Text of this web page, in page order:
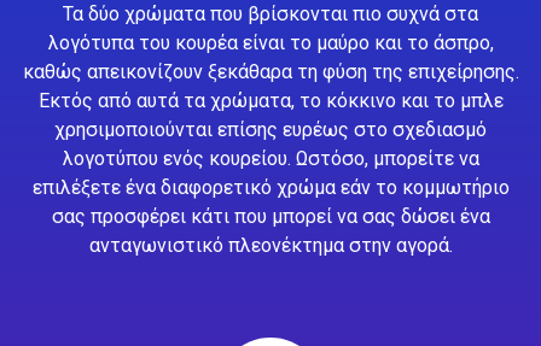
Τα δύο χρώματα που βρίσκονται πιο συχνά στα
λογότυπα του κουρέα είναι το μαύρο και το άσπρο,
καθώς απεικονίζουν ξεκάθαρα τη φύση της επιχείρησης.
Εκτός από αυτά τα χρώματα, το κόκκινο και το μπλε
χρησιμοποιούνται επίσης ευρέως στο σχεδιασμό
λογοτύπου ενός κουρείου. Ωστόσο, μπορείτε να
επιλέξετε ένα διαφορετικό χρώμα εάν το κομμωτήριο
σας προσφέρει κάτι που μπορεί να σας δώσει ένα
ανταγωνιστικό πλεονέκτημα στην αγορά.